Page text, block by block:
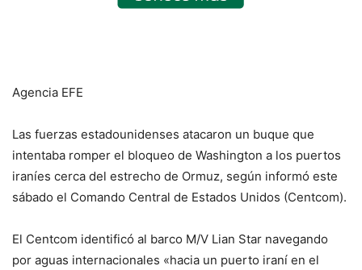
Agencia EFE
Las fuerzas estadounidenses atacaron un buque que
intentaba romper el bloqueo de Washington a los puertos
iraníes cerca del estrecho de Ormuz, según informó este
sábado el Comando Central de Estados Unidos (Centcom).
El Centcom identificó al barco M/V Lian Star navegando
por aguas internacionales «hacia un puerto iraní en el